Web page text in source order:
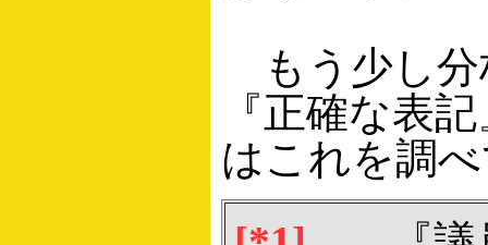
もう少し分
『正確な表
はこれを調